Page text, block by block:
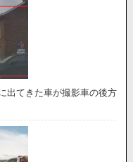
出てきた車が撮影車の後方